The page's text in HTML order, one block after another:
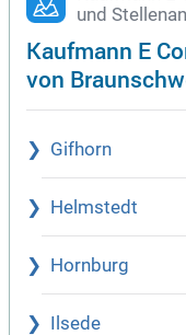
und
Kaufmann E
von
Gifhorn
Helmstedt
Hornburg
Ilsede